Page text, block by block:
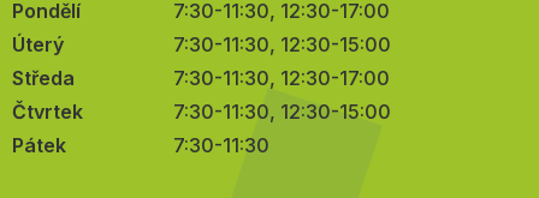
Pondělí
7:30-11:30, 12:30-17:00
Úterý
7:30-11:30, 12:30-15:00
Středa
7:30-11:30, 12:30-17:00
Čtvrtek
7:30-11:30, 12:30-15:00
Pátek
7:30-11:30